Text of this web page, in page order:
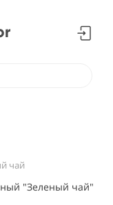
чай